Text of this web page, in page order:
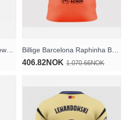
406.82NOK 1.070.66NOK